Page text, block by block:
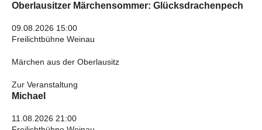
Oberlausitzer Märchensommer: Glücksdrachenpech
09.08.2026 15:00
Freilichtbühne Weinau
Märchen aus der Oberlausitz
Zur Veranstaltung
Michael
11.08.2026 21:00